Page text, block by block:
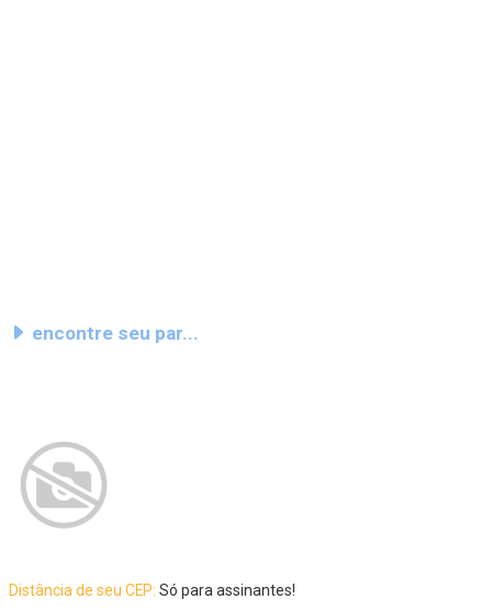
encontre seu par...
Distância de seu CEP: Só para assinantes!